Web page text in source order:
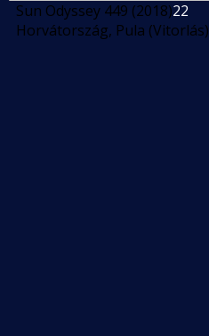
Sun Odyssey 449 (2018)22
Horvátország, Pula (Vitorlás)